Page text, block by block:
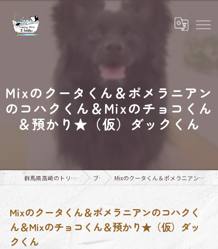
Mixのクータくん＆ポメラニアン
のコハクくん＆Mixのチョコくん
＆預かり★（仮）ダックくん
群馬県高崎のトリミングならTrimming Salon E-basho ブログ Mixのクータくん＆ポメラニアンのコハクくん＆Mixのチョコくん＆預かり★（仮）ダックくん
Mixのクータくん＆ポメラニアンのコハクく
ん＆Mixのチョコくん＆預かり★（仮）ダッ
クくん